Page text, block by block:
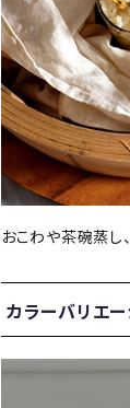
おこわや茶碗蒸し
カラーバリエー